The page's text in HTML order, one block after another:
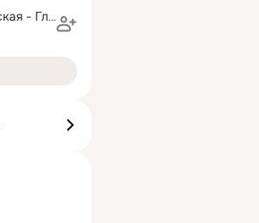
Татьяна Поступинская - Глущенко